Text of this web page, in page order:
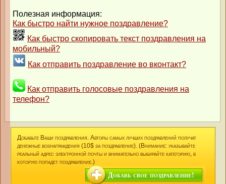
Полезная информация:
Как быстро найти нужное поздравление?
Как быстро скопировать текст поздравления на
мобильный?
Как отправить поздравление во вконтакт?
Как отправить голосовые поздравления на
телефон?
Добавьте Ваши поздравления. Авторы самых лучших поздравлений получат
денежные вознаграждения (10$ за поздравление). (Внимание: указывайте
реальный адрес электронной почты и внимательно выбирайте категорию, в
которую попадет поздравление.)
Добавь свое поздравление!